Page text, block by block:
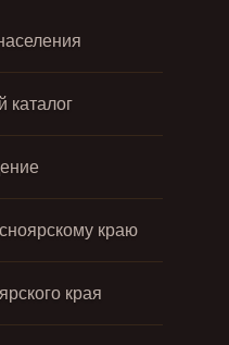
каталог
краю
края